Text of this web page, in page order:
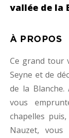
vallée de la
À PROPOS
Ce grand tour
Seyne et de
de la
vous
chapelles
Nauzet,